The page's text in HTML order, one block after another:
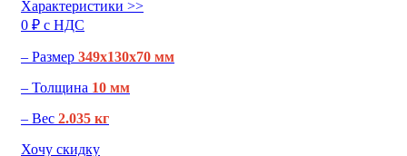
Характеристики >>
0 ₽ c НДС
– Размер 349х130х70 мм
– Толщина 10 мм
– Вес 2.035 кг
Хочу скидку